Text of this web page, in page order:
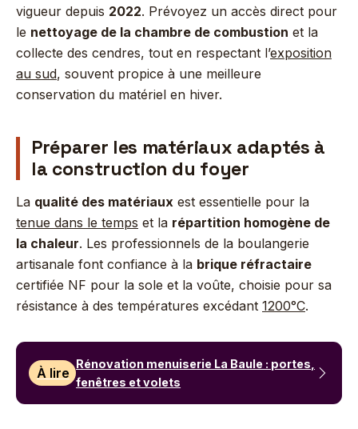
vigueur depuis 2022. Prévoyez un accès direct pour
le nettoyage de la chambre de combustion et la
collecte des cendres, tout en respectant l’exposition
au sud, souvent propice à une meilleure
conservation du matériel en hiver.
Préparer les matériaux adaptés à
la construction du foyer
La qualité des matériaux est essentielle pour la
tenue dans le temps et la répartition homogène de
la chaleur. Les professionnels de la boulangerie
artisanale font confiance à la brique réfractaire
certifiée NF pour la sole et la voûte, choisie pour sa
résistance à des températures excédant 1200°C.
À lire
Rénovation menuiserie La Baule : portes,
fenêtres et volets